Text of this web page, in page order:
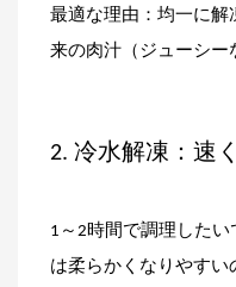
最適な理由：均一に解
来の肉汁（ジューシー
2. 冷水解凍：速
1～2時間で調理した
は柔らかくなりやすい